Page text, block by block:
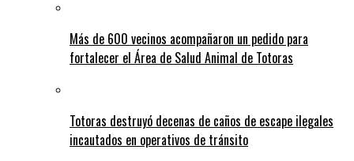
Más de 600 vecinos acompañaron un pedido para
fortalecer el Área de Salud Animal de Totoras
Totoras destruyó decenas de caños de escape ilegales
incautados en operativos de tránsito